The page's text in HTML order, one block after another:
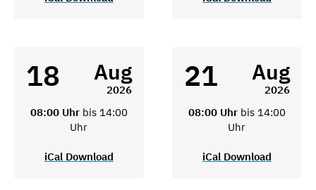
18 Aug
2026
08:00 Uhr bis 14:00
Uhr
iCal Download
21 Aug
2026
08:00 Uhr bis 14:00
Uhr
iCal Download